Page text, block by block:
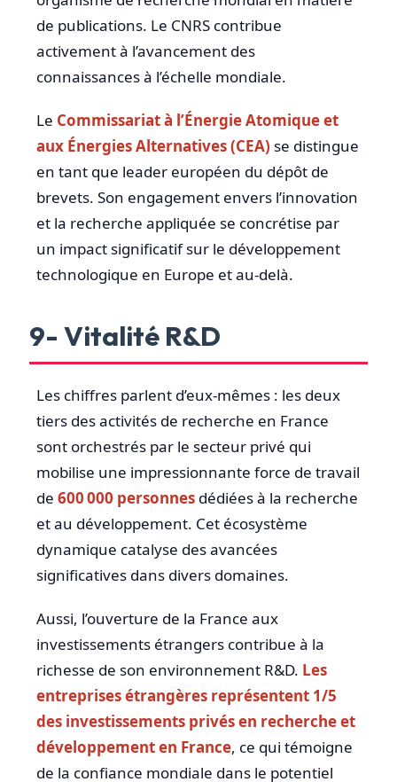
de publications. Le CNRS contribue
activement à l’avancement des
connaissances à l’échelle mondiale.
Le Commissariat à l’Énergie Atomique et
aux Énergies Alternatives (CEA) se distingue
en tant que leader européen du dépôt de
brevets. Son engagement envers l’innovation
et la recherche appliquée se concrétise par
un impact significatif sur le développement
technologique en Europe et au-delà.
9- Vitalité R&D
Les chiffres parlent d’eux-mêmes : les deux
tiers des activités de recherche en France
sont orchestrés par le secteur privé qui
mobilise une impressionnante force de travail
de 600 000 personnes dédiées à la recherche
et au développement. Cet écosystème
dynamique catalyse des avancées
significatives dans divers domaines.
Aussi, l’ouverture de la France aux
investissements étrangers contribue à la
richesse de son environnement R&D. Les
entreprises étrangères représentent 1/5
des investissements privés en recherche et
développement en France, ce qui témoigne
de la confiance mondiale dans le potentiel